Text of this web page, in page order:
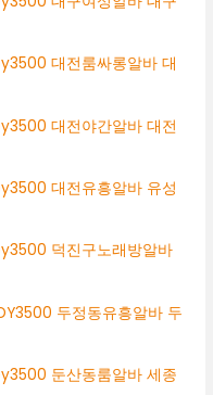
대전룸싸롱알바 대
대전야간알바 대전
대전유흥알바 유성
덕진구노래방알바
두정동유흥알바 두
둔산동룸알바 세종